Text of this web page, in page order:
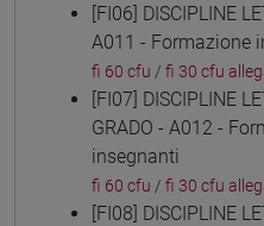
[FI06] DISCIPLINE
A011 - Formazione
fi 60 cfu / fi 30 cfu
[FI07] DISCIPLINE
GRADO - A012 -
insegnanti
fi 60 cfu / fi 30 cfu
[FI08] DISCIPLINE